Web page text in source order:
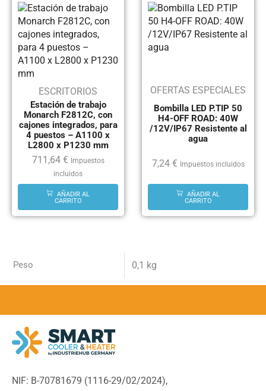
ESCRITORIOS
Estación de trabajo
Monarch F2812C, con
cajones integrados, para
4 puestos – A1100 x
L2800 x P1230 mm
711,64 €
Impuestos
incluidos
AÑADIR AL
CARRITO
OFERTAS ESPECIALES
Bombilla LED P.TIP 50
H4-OFF ROAD: 40W
/12V/IP67 Resistente al
agua
7,24 € Impuestos incluidos
AÑADIR AL
CARRITO
Peso 0,1 kg
NIF: B-70781679 (1116-29/02/2024),